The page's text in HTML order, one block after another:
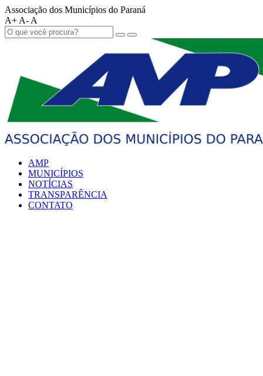
Associação dos Municípios do Paraná
A+ A- A
AMP
MUNICÍPIOS
NOTÍCIAS
TRANSPARÊNCIA
CONTATO